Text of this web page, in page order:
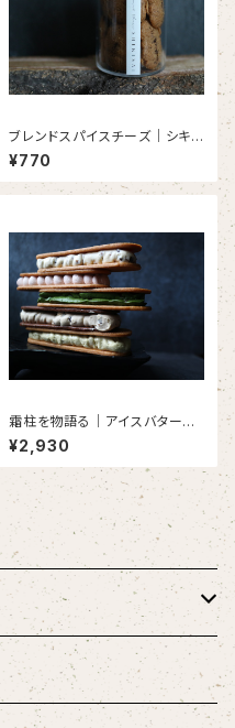
ブレンドスパイスチーズ｜シキサ
イサブレ（1個）
¥770
霜柱を物語る｜アイスバターサ
ンドクッキー（5本入り）
¥2,930